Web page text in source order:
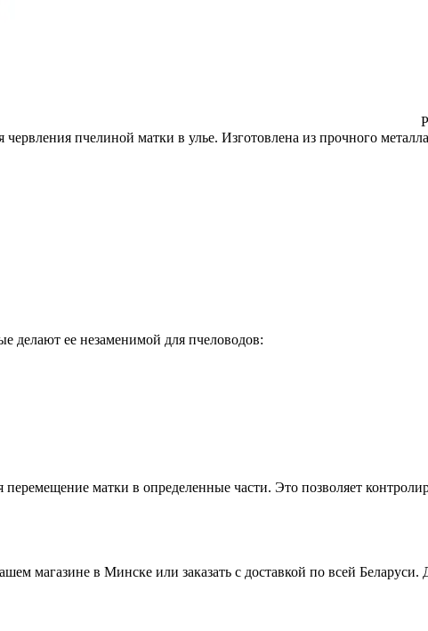
пчелиной матки в улье. Изготовлена из прочного
делают ее незаменимой для пчеловодов:
перемещение матки в определенные части. Это позволяет
магазине в Минске или заказать с доставкой по всей Беларуси.